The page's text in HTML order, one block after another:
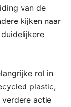
van de
kijken naar
rol in
plastic,
actie